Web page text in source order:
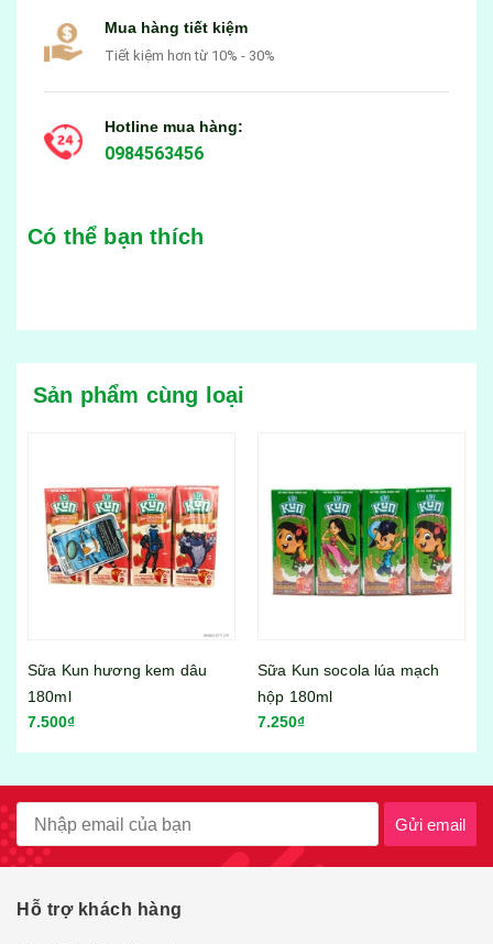
Mua hàng tiết kiệm
Tiết kiệm hơn từ 10% - 30%
Hotline mua hàng:
0984563456
Có thể bạn thích
Sản phẩm cùng loại
Sữa Kun socola lúa mạch
hộp 180ml
7.250₫
Sữa Kun hương kem dâu
110ml
4.500₫
Gửi email
Hỗ trợ khách hàng